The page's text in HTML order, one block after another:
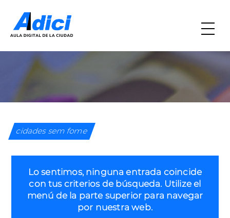
cidades sem fome
Lo sentimos, ninguna entrada coincide
con tus criterios de búsqueda. Utilize el
menú de la parte superior para navegar
por nuestra web.